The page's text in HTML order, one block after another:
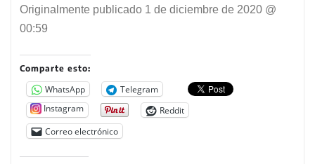
Originalmente publicado 1 de diciembre de 2020 @
00:59
Comparte esto:
WhatsApp
Telegram
Instagram
Reddit
Correo electrónico